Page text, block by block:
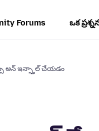
Forums ఒక
అన్ ఇన్స్తాల్ చేయడం